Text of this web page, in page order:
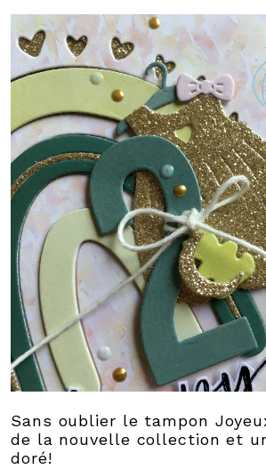
Sans oublier le tampon
de la nouvelle collection et
doré!